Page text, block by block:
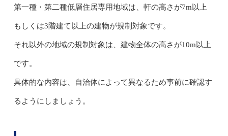
第一種・第二種低層住居専用地域は、軒の高さが7m以上
もしくは3階建て以上の建物が規制対象です。
それ以外の地域の規制対象は、建物全体の高さが10m以上
です。
具体的な内容は、自治体によって異なるため事前に確認す
るようにしましょう。